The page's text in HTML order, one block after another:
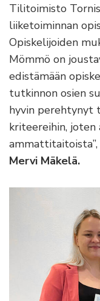
Tilitoimisto
liiketoiminnan
Opiskelijoiden
Mömmö on
edistämään
tutkinnon osien
hyvin perehtynyt
kriteereihin, joten
Mervi Mäkelä.